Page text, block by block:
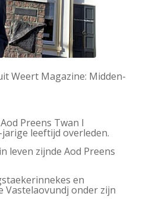
Weert Magazine: Midden-
Preens Twan I
leeftijd overleden.
leven zijnde Aod Preens
en
Vastelaovundj onder zijn